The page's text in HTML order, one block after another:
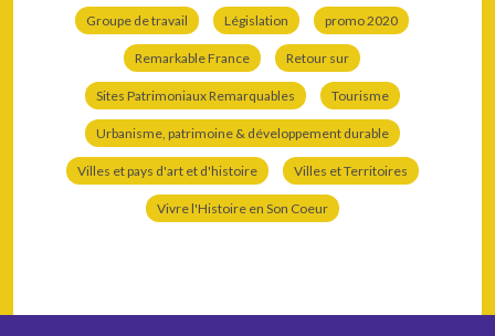
Groupe de travail Législation promo 2020
Remarkable France Retour sur
Sites Patrimoniaux Remarquables Tourisme
Urbanisme, patrimoine & développement durable
Villes et pays d'art et d'histoire Villes et Territoires
Vivre l'Histoire en Son Coeur